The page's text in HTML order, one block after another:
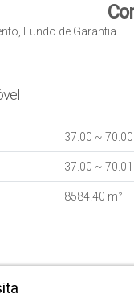
Fundo de Garantia
37.00 ~ 70.00
37.00 ~ 70.01
8584.40 m²